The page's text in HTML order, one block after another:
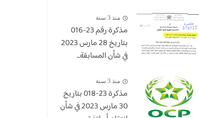
منذ 3 سنة
مذكرة رقم 23-016
بتاريخ 28 مارس 2023
في شأن المسابقة...
منذ 3 سنة
​مذكرة 23-018 بتاريخ
30 مارس 2023 في شأن